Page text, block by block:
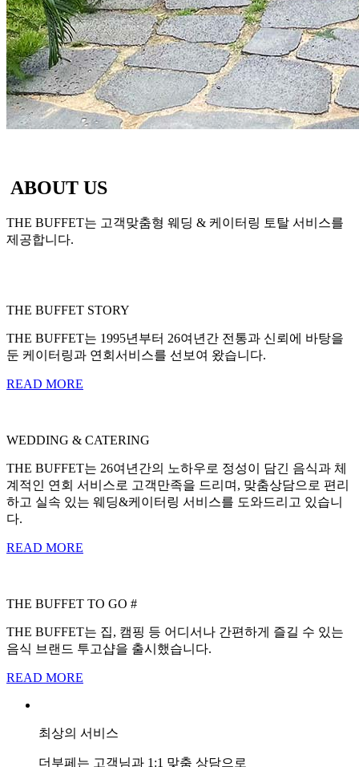
ABOUT US
THE BUFFET는 고객맞춤형 웨딩 & 케이터링 토탈 서비스를
제공합니다.
THE BUFFET STORY
THE BUFFET는 1995년부터 26여년간 전통과 신뢰에 바탕을
둔 케이터링과 연회서비스를 선보여 왔습니다.
READ MORE
WEDDING & CATERING
THE BUFFET는 26여년간의 노하우로 정성이 담긴 음식과 체
계적인 연회 서비스로 고객만족을 드리며, 맞춤상담으로 편리
하고 실속 있는 웨딩&케이터링 서비스를 도와드리고 있습니
다.
READ MORE
THE BUFFET TO GO #
THE BUFFET는 집, 캠핑 등 어디서나 간편하게 즐길 수 있는
음식 브랜드 투고샵을 출시했습니다.
READ MORE
최상의 서비스
더부페는 고객님과 1:1 맞춤 상담으로